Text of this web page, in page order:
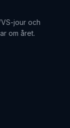
jour och
om året.